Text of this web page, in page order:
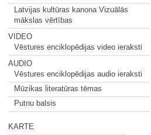
Latvijas kultūras kanona Vizuālās
mākslas vērtības
VIDEO
Vēstures enciklopēdijas video ieraksti
AUDIO
Vēstures enciklopēdijas audio ieraksti
Mūzikas literatūras tēmas
Putnu balsis
KARTE